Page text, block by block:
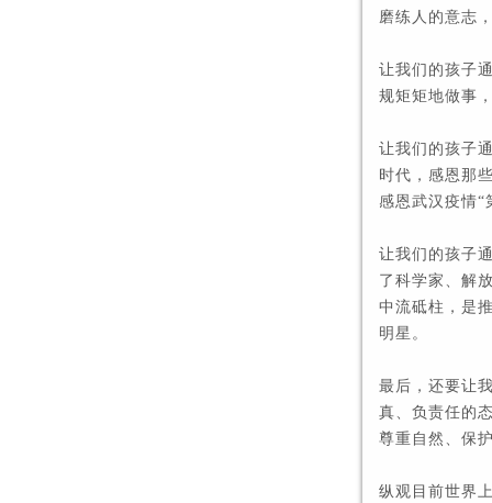
磨练人的意志
让我们的孩子
规矩矩地做事
让我们的孩子
时代，感恩那
感恩武汉疫情“
让我们的孩子
了科学家、解
中流砥柱，是
明星。
最后，还要让
真、负责任的
尊重自然、保
纵观目前世界